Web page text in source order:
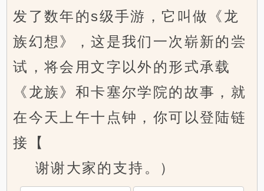
发了数年的s级手游，它叫做《龙
族幻想》，这是我们一次崭新的尝
试，将会用文字以外的形式承载
《龙族》和卡塞尔学院的故事，就
在今天上午十点钟，你可以登陆链
接【
谢谢大家的支持。）